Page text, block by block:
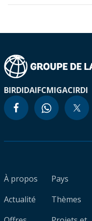
BIRDIDAIFCMIGACIRDI
À propos
Actualité
Pays
Thèmes